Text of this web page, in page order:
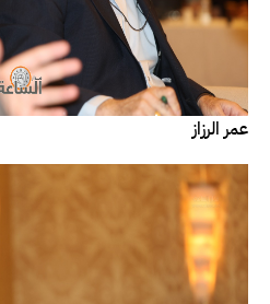
عمر الرزاز